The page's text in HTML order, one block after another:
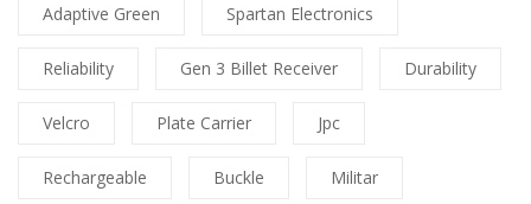
Adaptive Green Spartan Electronics
Reliability Gen 3 Billet Receiver Durability
Velcro Plate Carrier Jpc
Rechargeable Buckle Militar